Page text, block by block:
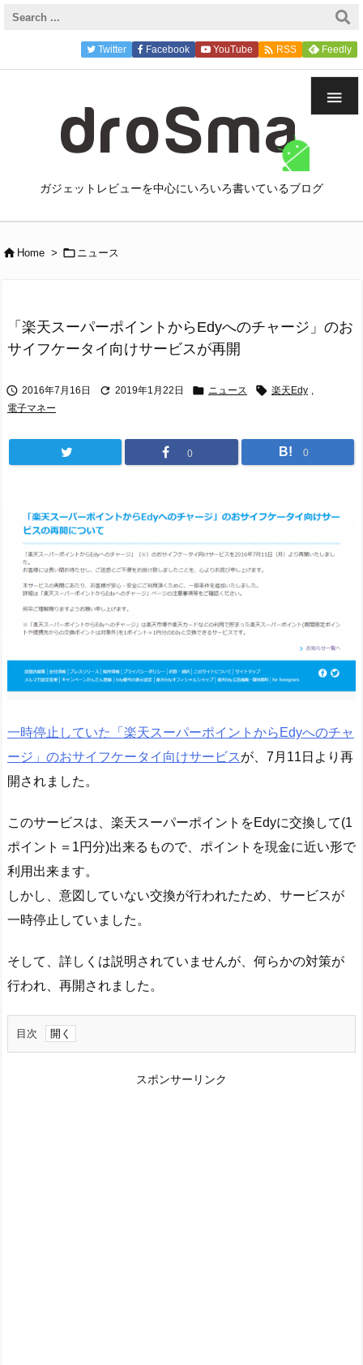
ガジェットレビューを中心にいろいろ書いているブログ

Twitter Facebook YouTube  RSS Feedly
 Home >  ニュース
「楽天スーパーポイントからEdyへのチャージ」のお
サイフケータイ向けサービスが再開
 2016年7月16日  2019年1月22日  ニュース  楽天Edy ,
電子マネー
0 B! 0
一時停止していた「楽天スーパーポイントからEdyへのチャ
ージ」のおサイフケータイ向けサービス が、7月11日より再
開されました。
このサービスは、楽天スーパーポイントをEdyに交換して(1
ポイント＝1円分)出来るもので、ポイントを現金に近い形で
利用出来ます。
しかし、意図していない交換が行われたため、サービスが
一時停止していました。
そして、詳しくは説明されていませんが、何らかの対策が
行われ、再開されました。
目次
1.
スポンサーリンク